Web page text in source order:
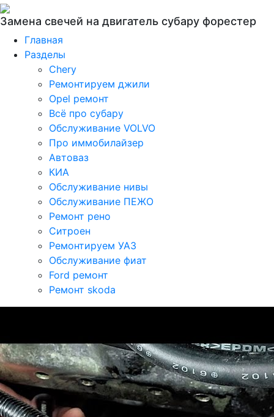
Замена свечей на двигатель субару форестер
Главная
Разделы
Chery
Ремонтируем джили
Opel ремонт
Всё про субару
Обслуживание VOLVO
Про иммобилайзер
Автоваз
КИА
Обслуживание нивы
Обслуживание ПЕЖО
Ремонт рено
Ситроен
Ремонтируем УАЗ
Обслуживание фиат
Ford ремонт
Ремонт skoda